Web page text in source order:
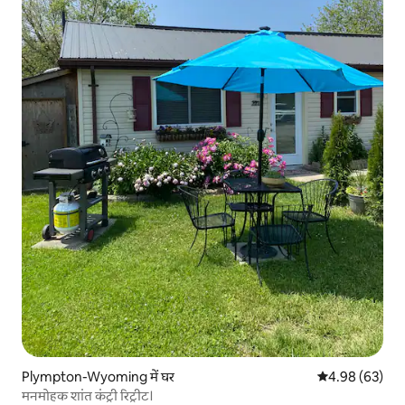
Plympton-Wyoming में घर औसत रेटिंग 5 में
4.98 (63)
मनमोहक शांत कंट्री रिट्रीट।